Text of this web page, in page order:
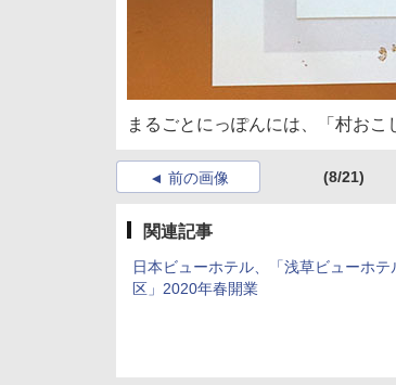
まるごとにっぽんには、「村お
前の画像 (8/21)
関連記事
日本ビューホテル、「浅草ビューホ
区」2020年春開業